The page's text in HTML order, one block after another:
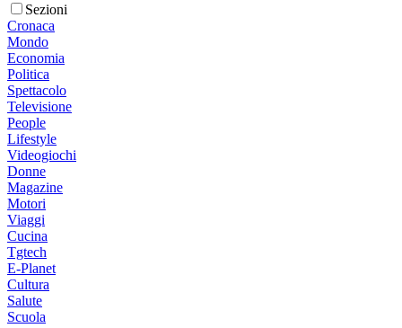
Sezioni
Cronaca
Mondo
Economia
Politica
Spettacolo
Televisione
People
Lifestyle
Videogiochi
Donne
Magazine
Motori
Viaggi
Cucina
Tgtech
E-Planet
Cultura
Salute
Scuola